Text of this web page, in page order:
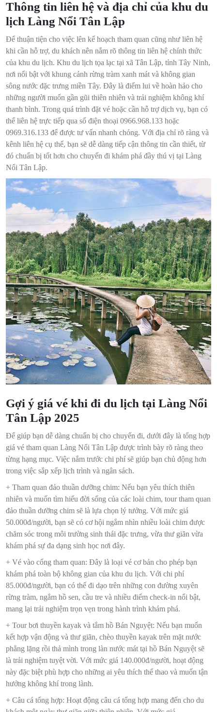
Thông tin liên hệ và địa chỉ của khu du
lịch Làng Nổi Tân Lập
Để thuận tiện cho việc lên kế hoạch tham quan cũng như liên hệ
khi cần hỗ trợ, du khách nên nắm rõ thông tin liên hệ chính thức
của khu du lịch. Khu du lịch tọa lạc tại xã Tân Lập, tỉnh Tây Ninh,
nơi nổi bật với khung cảnh rừng tràm xanh mát và không gian
sông nước đặc trưng miền Tây. Đây là điểm lui về hoàn hảo cho
những người muốn gần gũi thiên nhiên và trải nghiệm không khí
thanh bình. Trong quá trình đặt vé hoặc cần hỗ trợ dịch vụ, bạn có
thể liên hệ trực tiếp qua số điện thoại 0966.968.133 hoặc
0969.316.133 để được tư vấn nhanh chóng. Với địa chỉ rõ ràng và
kênh liên hệ cụ thể, bạn sẽ dễ dàng tiếp cận thông tin cần thiết, từ
đó chuẩn bị tốt hơn cho chuyến đi khám phá đầy thú vị tại Làng
Nổi Tân Lập.
Gợi ý giá vé khi đi du lịch tại Làng Nổi
Tân Lập 2025
Để giúp bạn dễ dàng chuẩn bị cho chuyến đi, dưới đây là tổng hợp
giá vé tham quan Làng Nổi Tân Lập được trình bày rõ ràng theo
từng hạng mục. Việc nắm trước chi phí sẽ giúp bạn chủ động hơn
trong việc sắp xếp lịch trình và ngân sách.
+ Tham quan đảo thuần dưỡng chim: Nếu bạn yêu thích thiên
nhiên và muốn tìm hiểu đời sống của các loài chim, tour tham quan
đảo thuần dưỡng chim sẽ là lựa chọn lý tưởng. Với mức giá
50.000đ/người, bạn sẽ có cơ hội ngắm nhìn nhiều loài chim được
chăm sóc trong môi trường sinh thái đặc trưng, vừa thư giãn vừa
khám phá sự đa dạng sinh học nơi đây.
+ Vé vào cổng tham quan: Đây là loại vé cơ bản cho phép bạn
khám phá toàn bộ không gian của khu du lịch. Với chi phí
85.000đ/người, bạn có thể đi dạo trên những con đường xuyên
rừng tràm, ngắm hồ sen, cầu tre và nhiều điểm check-in nổi bật,
mang lại trải nghiệm trọn vẹn trong hành trình khám phá.
+ Tour bơi thuyền kayak và tắm hồ Bán Nguyệt: Nếu bạn muốn
kết hợp vận động và thư giãn, chèo thuyền kayak trên mặt nước
phẳng lặng rồi thả mình trong làn nước mát tại hồ Bán Nguyệt sẽ
là trải nghiệm tuyệt vời. Với mức giá 140.000đ/người, hoạt động
này đặc biệt phù hợp cho những ai yêu thích thể thao và muốn tận
hưởng không khí trong lành.
+ Câu cá tổng hợp: Hoạt động câu cá tổng hợp mang đến cho du